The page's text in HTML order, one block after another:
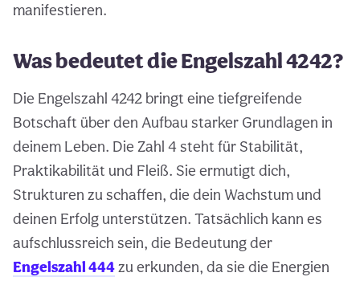
manifestieren.
Was bedeutet die Engelszahl 4242?
Die Engelszahl 4242 bringt eine tiefgreifende
Botschaft über den Aufbau starker Grundlagen in
deinem Leben. Die Zahl 4 steht für Stabilität,
Praktikabilität und Fleiß. Sie ermutigt dich,
Strukturen zu schaffen, die dein Wachstum und
deinen Erfolg unterstützen. Tatsächlich kann es
aufschlussreich sein, die Bedeutung der
Engelszahl 444zu erkunden, da sie die Energien